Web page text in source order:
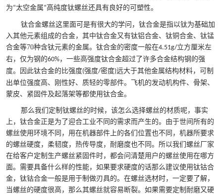
为“太空金属”高纯度钛螺丝还具有良好的可塑性。
钛合金螺丝这里面可是有很大的学问，钛合金是指以钛为基础加
入其他元素组成的合金，其中钛合金又有钛铝合金、钛铜合金、钛锰
合金等70种含钛元素的金属。钛合金的密度一般在4.51g/立方厘米左
右，仅为钢的60%，一些高强度钛合金超过了许多合金结构钢的强
度。因此钛合金的比强度(强度/密度)远大于其他金属结构材料，可制
出单位强度高、刚性好、质轻的零部件。飞机的发动机构件、骨架、
蒙皮、紧固件及起落架等都使用钛合金。
那么我们定制 钛螺丝的时候，该怎么选择螺丝的材质呢，事实
上，钛合金正是为了迎合工业不同的需求而产生的。由于世间所有的
螺丝使用环境不同，用在机器部件上的各们位置也不同，机器所要求
的螺丝硬度，柔韧度，热传导度，耐磨度也不同。所以我们螺丝厂家
在给客户定制生产螺丝紧固件时，都会问清楚用户的螺丝使用在哪方
面。需要具备什么样的性能，如果要求硬度的话那么建议使用钛钴合
金，钛钴合金一般是用于制做刃具的。在螺丝选材时，一定要了解，
当螺丝的硬度很高，那么其螺丝就容易断裂。如果需要定制耐磨又硬